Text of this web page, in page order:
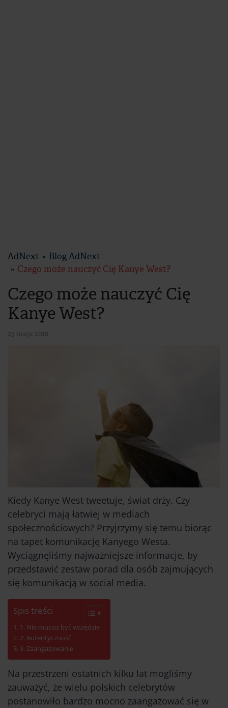
AdNext
Blog AdNext
Czego może nauczyć Cię Kanye West?
Czego może nauczyć Cię
Kanye West?
Kiedy Kanye West tweetuje, świat drży. Czy
celebryci mają łatwiej w mediach
społecznościowych? Przyjrzymy się temu biorąc
na tapet komunikację Kanyego Westa.
Wyciągnęliśmy najważniejsze informacje, by
przedstawić zestaw porad dla osób zajmujących
się komunikacją w social media.
Spis treści
1. Nie musisz być wszędzie
2. Autentyczność
3. Zaangażowanie
Na przestrzeni ostatnich kilku lat mogliśmy
zauważyć, że wielu polskich celebrytów
postanowiło bardzo mocno zaangażować się w